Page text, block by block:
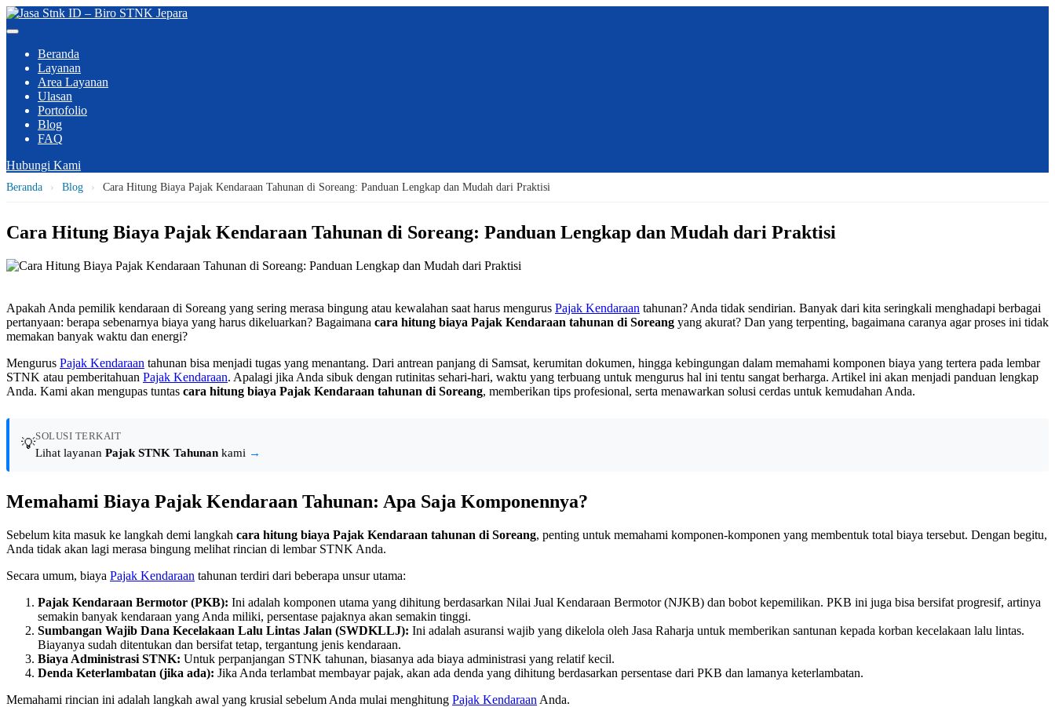
Beranda
Layanan
Area Layanan
Ulasan
Portofolio
Blog
FAQ
Hubungi Kami
Beranda › Blog › Cara Hitung Biaya Pajak Kendaraan Tahunan di Soreang: Panduan Lengkap dan Mudah dari Praktisi
Cara Hitung Biaya Pajak Kendaraan Tahunan di Soreang: Panduan Lengkap dan Mudah dari Praktisi
Apakah Anda pemilik kendaraan di Soreang yang sering merasa bingung atau kewalahan saat harus mengurus Pajak Kendaraan tahunan? Anda tidak sendirian. Banyak dari kita seringkali menghadapi berbagai
pertanyaan: berapa sebenarnya biaya yang harus dikeluarkan? Bagaimana cara hitung biaya Pajak Kendaraan tahunan di Soreang yang akurat? Dan yang terpenting, bagaimana caranya agar proses ini tidak
memakan banyak waktu dan energi?
Mengurus Pajak Kendaraan tahunan bisa menjadi tugas yang menantang. Dari antrean panjang di Samsat, kerumitan dokumen, hingga kebingungan dalam memahami komponen biaya yang tertera pada lembar
STNK atau pemberitahuan Pajak Kendaraan. Apalagi jika Anda sibuk dengan rutinitas sehari-hari, waktu yang terbuang untuk mengurus hal ini tentu sangat berharga. Artikel ini akan menjadi panduan lengkap
Anda. Kami akan mengupas tuntas cara hitung biaya Pajak Kendaraan tahunan di Soreang, memberikan tips profesional, serta menawarkan solusi cerdas untuk kemudahan Anda.
💡
SOLUSI TERKAIT
Lihat layanan Pajak STNK Tahunan kami →
Memahami Biaya Pajak Kendaraan Tahunan: Apa Saja Komponennya?
Sebelum kita masuk ke langkah demi langkah cara hitung biaya Pajak Kendaraan tahunan di Soreang, penting untuk memahami komponen-komponen yang membentuk total biaya tersebut. Dengan begitu,
Anda tidak akan lagi merasa bingung melihat rincian di lembar STNK Anda.
Secara umum, biaya Pajak Kendaraan tahunan terdiri dari beberapa unsur utama:
Pajak Kendaraan Bermotor (PKB): Ini adalah komponen utama yang dihitung berdasarkan Nilai Jual Kendaraan Bermotor (NJKB) dan bobot kepemilikan. PKB ini juga bisa bersifat progresif, artinya
semakin banyak kendaraan yang Anda miliki, persentase pajaknya akan semakin tinggi.
Sumbangan Wajib Dana Kecelakaan Lalu Lintas Jalan (SWDKLLJ): Ini adalah asuransi wajib yang dikelola oleh Jasa Raharja untuk memberikan santunan kepada korban kecelakaan lalu lintas.
Biayanya sudah ditentukan dan bersifat tetap, tergantung jenis kendaraan.
Biaya Administrasi STNK: Untuk perpanjangan STNK tahunan, biasanya ada biaya administrasi yang relatif kecil.
Denda Keterlambatan (jika ada): Jika Anda terlambat membayar pajak, akan ada denda yang dihitung berdasarkan persentase dari PKB dan lamanya keterlambatan.
Memahami rincian ini adalah langkah awal yang krusial sebelum Anda mulai menghitung Pajak Kendaraan Anda.